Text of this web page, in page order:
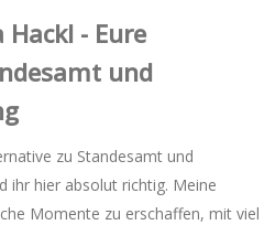
- Eure
und
zu Standesamt und
ihr hier absolut richtig. Meine
Momente zu erschaffen, mit viel